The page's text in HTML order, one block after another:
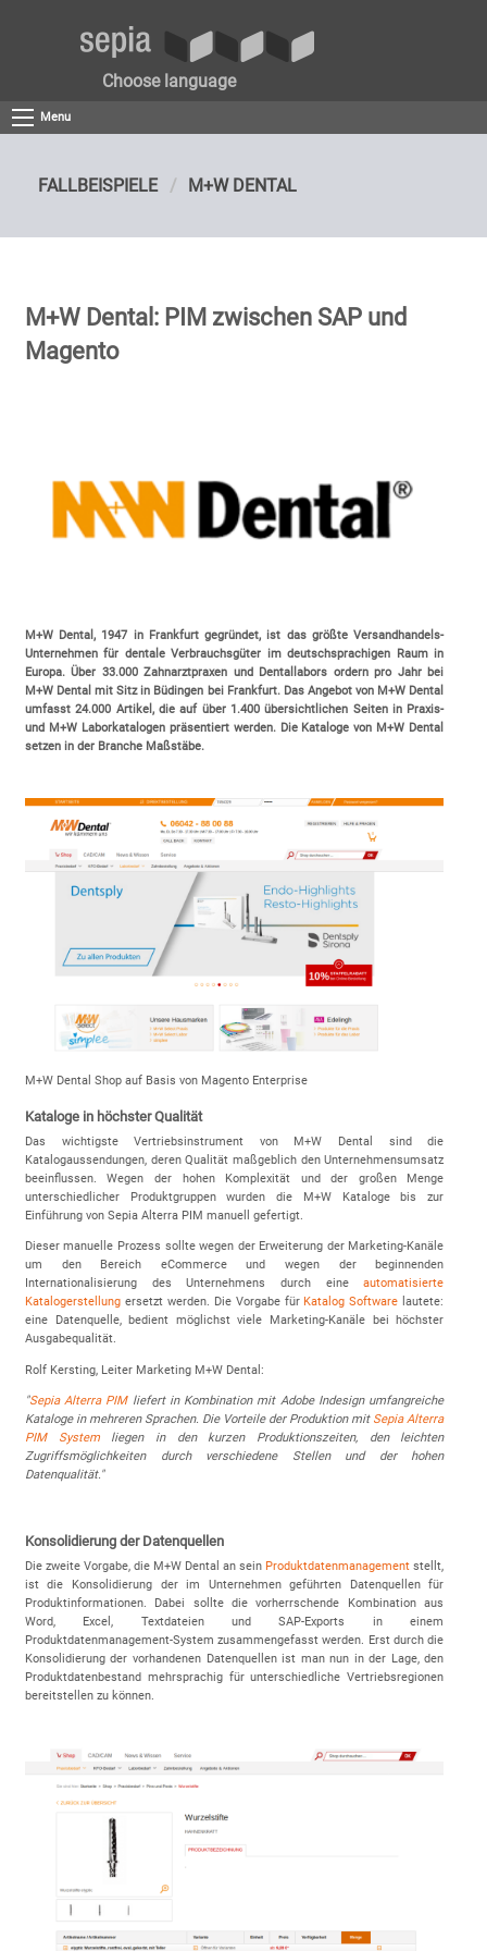
Choose language
Menu
FALLBEISPIELE M+W DENTAL
M+W Dental: PIM zwischen SAP und
Magento
M+W Dental, 1947 in Frankfurt gegründet, ist das größte Versandhandels-
Unternehmen für dentale Verbrauchsgüter im deutschsprachigen Raum in
Europa. Über 33.000 Zahnarztpraxen und Dentallabors ordern pro Jahr bei
M+W Dental mit Sitz in Büdingen bei Frankfurt. Das Angebot von M+W Dental
umfasst 24.000 Artikel, die auf über 1.400 übersichtlichen Seiten in Praxis-
und M+W Laborkatalogen präsentiert werden. Die Kataloge von M+W Dental
setzen in der Branche Maßstäbe.
M+W Dental Shop auf Basis von Magento Enterprise
Kataloge in höchster Qualität
Das wichtigste Vertriebsinstrument von M+W Dental sind die
Katalogaussendungen, deren Qualität maßgeblich den Unternehmensumsatz
beeinflussen. Wegen der hohen Komplexität und der großen Menge
unterschiedlicher Produktgruppen wurden die M+W Kataloge bis zur
Einführung von Sepia Alterra PIM manuell gefertigt.
Dieser manuelle Prozess sollte wegen der Erweiterung der Marketing-Kanäle
um den Bereich eCommerce und wegen der beginnenden
Internationalisierung des Unternehmens durch eineautomatisierte
Katalogerstellungersetzt werden. Die Vorgabe für Katalog Software lautete:
eine Datenquelle, bedient möglichst viele Marketing-Kanäle bei höchster
Ausgabequalität.
Rolf Kersting, Leiter Marketing M+W Dental:
"Sepia Alterra PIMliefert in Kombination mit Adobe Indesign umfangreiche
Kataloge in mehreren Sprachen. Die Vorteile der Produktion mit Sepia Alterra
PIM Systemliegen in den kurzen Produktionszeiten, den leichten
Zugriffsmöglichkeiten durch verschiedene Stellen und der hohen
Datenqualität."
Konsolidierung der Datenquellen
Die zweite Vorgabe, die M+W Dental an sein Produktdatenmanagement stellt,
ist die Konsolidierung der im Unternehmen geführten Datenquellen für
Produktinformationen. Dabei sollte die vorherrschende Kombination aus
Word, Excel, Textdateien und SAP-Exports in einem
Produktdatenmanagement-System zusammengefasst werden. Erst durch die
Konsolidierung der vorhandenen Datenquellen ist man nun in der Lage, den
Produktdatenbestand mehrsprachig für unterschiedliche Vertriebsregionen
bereitstellen zu können.